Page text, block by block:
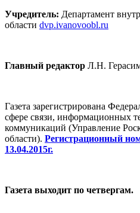
Учредитель: Департамент
области dvp.ivanovoobl.ru
Главный редактор Л.Н.
Газета зарегистрирована
сфере связи, информационных
коммуникаций (Управление
области). Регистрационный
13.04.2015г.
Газета выходит по четвергам.